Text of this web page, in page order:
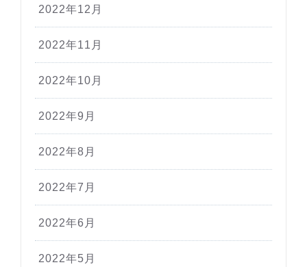
2022年12月
2022年11月
2022年10月
2022年9月
2022年8月
2022年7月
2022年6月
2022年5月